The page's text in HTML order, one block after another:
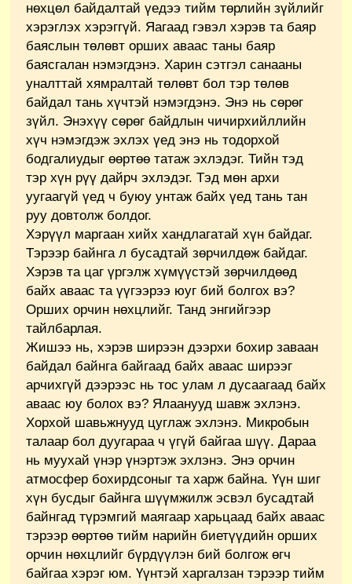
нөхцөл байдалтай үедээ тийм төрлийн зүйлийг
хэрэглэх хэрэггүй. Яагаад гэвэл хэрэв та баяр
баяслын төлөвт орших аваас таны баяр
баясгалан нэмэгдэнэ. Харин сэтгэл санааны
уналттай хямралтай төлөвт бол тэр төлөв
байдал тань хүчтэй нэмэгдэнэ. Энэ нь сөрөг
зүйл. Энэхүү сөрөг байдлын чичирхийллийн
хүч нэмэгдэж эхлэх үед энэ нь тодорхой
бодгалиудыг өөртөө татаж эхлэдэг. Тийн тэд
тэр хүн рүү дайрч эхлэдэг. Тэд мөн архи
уугаагүй үед ч буюу унтаж байх үед тань тан
руу довтолж болдог.
Хэрүүл маргаан хийх хандлагатай хүн байдаг.
Тэрээр байнга л бусадтай зөрчилдөж байдаг.
Хэрэв та цаг үргэлж хүмүүстэй зөрчилдөөд
байх аваас та үүгээрээ юуг бий болгох вэ?
Орших орчин нөхцлийг. Танд энгийгээр
тайлбарлая.
Жишээ нь, хэрэв ширээн дээрхи бохир заваан
байдал байнга байгаад байх аваас ширээг
арчихгүй дээрээс нь тос улам л дусаагаад байх
аваас юу болох вэ? Ялаанууд шавж эхлэнэ.
Хорхой шавьжнууд цуглаж эхлэнэ. Микробын
талаар бол дуугараа ч үгүй байгаа шүү. Дараа
нь муухай үнэр үнэртэж эхлэнэ. Энэ орчин
атмосфер бохирдсоныг та харж байна. Үүн шиг
хүн бусдыг байнга шүүмжилж эсвэл бусадтай
байнгад түрэмгий маягаар харьцаад байх аваас
тэрээр өөртөө тийм нарийн биетүүдийн орших
орчин нөхцлийг бүрдүүлэн бий болгож өгч
байгаа хэрэг юм. Үүнтэй харгалзан тэрээр тийм